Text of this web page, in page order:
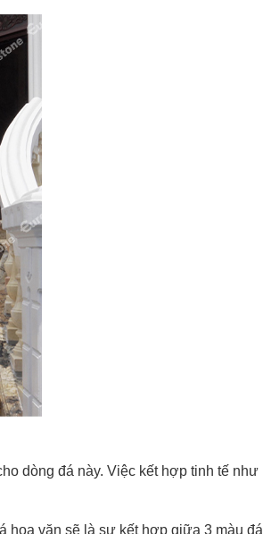
dòng đá này. Việc kết hợp tinh tế như
hoa văn sẽ là sự kết hợp giữa 3 màu đá